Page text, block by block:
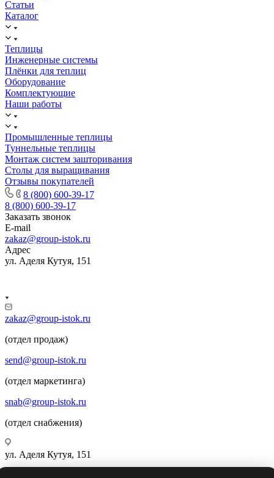
Статьи
Каталог
Теплицы
Инженерные системы
Плёнки для теплиц
Оборудование
Комплектующие
Наши работы
Промышленные теплицы
Туннельные теплицы
Монтаж систем зашторивания
Столы для выращивания
Отзывы покупателей
8 (800) 600-39-17
8 (800) 600-39-17
Заказать звонок
E-mail
zakaz@group-istok.ru
Адрес
ул. Аделя Кутуя, 151
zakaz@group-istok.ru
(отдел продаж)
send@group-istok.ru
(отдел маркетинга)
snab@group-istok.ru
(отдел снабжения)
ул. Аделя Кутуя, 151